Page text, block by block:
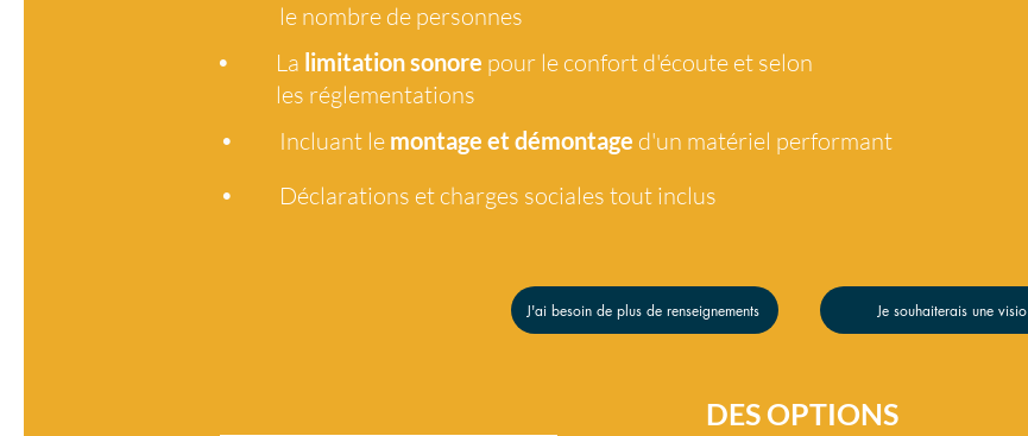
le nombre de personnes
•
La limitation sonore pour le confort d'écoute et selon
les réglementations
•
Incluant le montage et démontage d'un matériel performant
•
Déclarations et charges sociales tout inclus
J'ai besoin de plus de renseignements Je souhaiterais une visio
DES OPTIONS